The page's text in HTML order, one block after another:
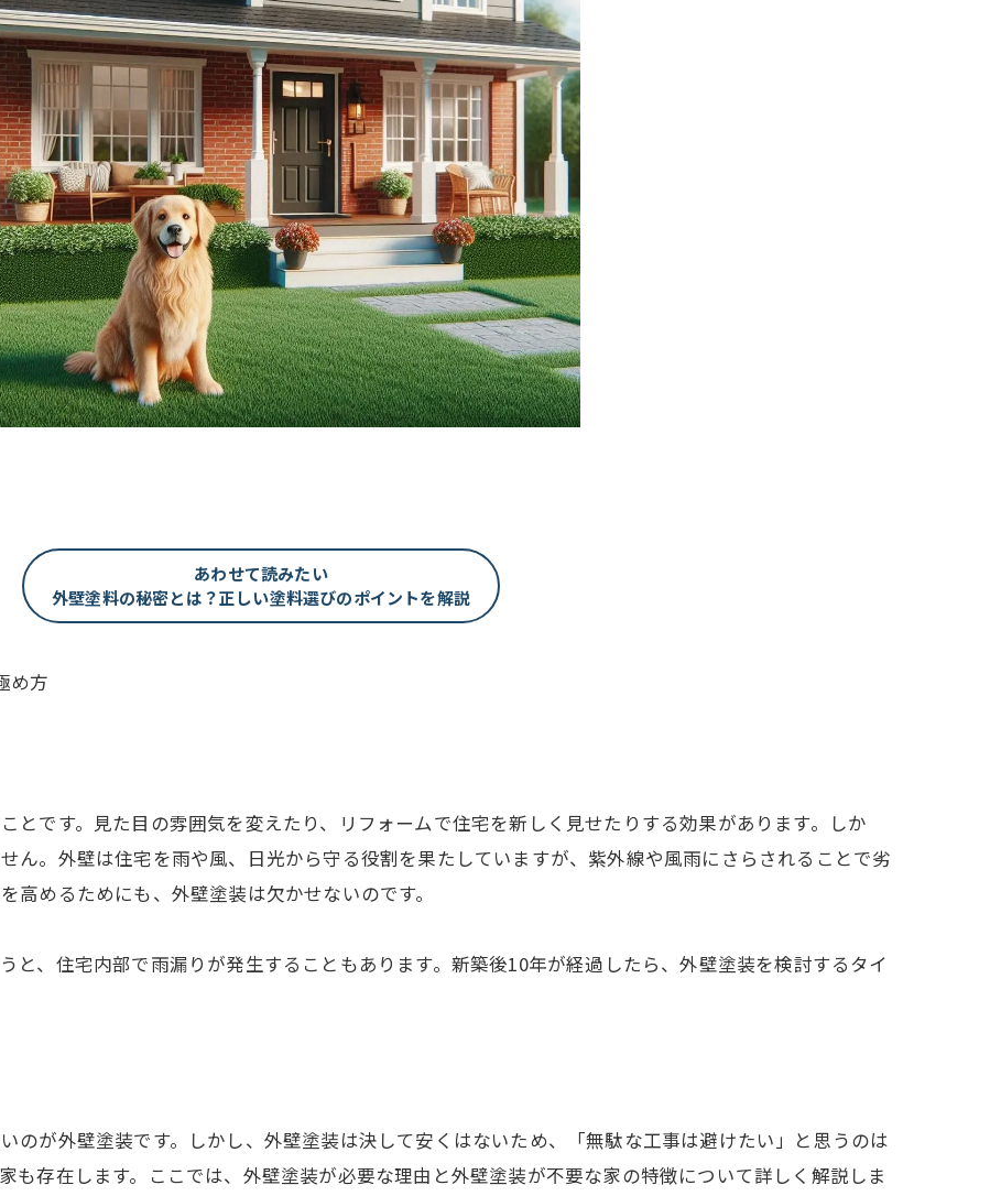
あわせて読みたい
外壁塗料の秘密とは？正しい塗料選びのポイントを解説
め方
とです。見た目の雰囲気を変えたり、リフォームで住宅を新しく見せたりする効果があります。しか
ん。外壁は住宅を雨や風、日光から守る役割を果たしていますが、紫外線や風雨にさらされることで劣
めるためにも、外壁塗装は欠かせないのです。
と、住宅内部で雨漏りが発生することもあります。新築後10年が経過したら、外壁塗装を検討するタイ
のが外壁塗装です。しかし、外壁塗装は決して安くはないため、「無駄な工事は避けたい」と思うのは
も存在します。ここでは、外壁塗装が必要な理由と外壁塗装が不要な家の特徴について詳しく解説しま